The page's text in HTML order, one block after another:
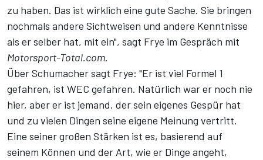
zu haben. Das ist wirklich eine gute Sache. Sie bringen
nochmals andere Sichtweisen und andere Kenntnisse
als er selber hat, mit ein", sagt Frye im Gespräch mit
Motorsport-Total.com.
Über Schumacher sagt Frye: "Er ist viel Formel 1
gefahren, ist WEC gefahren. Natürlich war er noch nie
hier, aber er ist jemand, der sein eigenes Gespür hat
und zu vielen Dingen seine eigene Meinung vertritt.
Eine seiner großen Stärken ist es, basierend auf
seinem Können und der Art, wie er Dinge angeht,